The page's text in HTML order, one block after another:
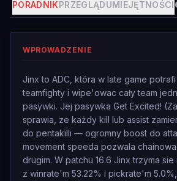
PORADNIKPRZEGLĄDUMIEJĘTNOŚCI
WPROWADZENIE
Jinx to ADC, która w late game
teamfighty i wipe'owac cały team
pasywki. Jej pasywka Get Excited!
sprawia, ze każdy kill lub assist
do pentakilli — ogromny boost do
movement speeda pozwala
drugim. W patchu 16.6 Jinx trzyma
z winrate'm 53.22% i pickrate'm